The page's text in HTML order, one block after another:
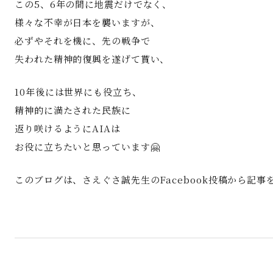
この5、6年の間に地震だけでなく、
様々な不幸が日本を襲いますが、
必ずやそれを機に、先の戦争で
失われた精神的復興を遂げて貰い、
10年後には世界にも役立ち、
精神的に満たされた民族に
返り咲けるようにAIAは
お役に立ちたいと思っています🤗
このブログは、さえぐさ誠先生のFacebook投稿から記事